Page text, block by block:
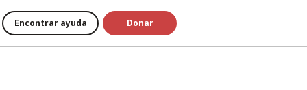
Encontrar ayuda Donar